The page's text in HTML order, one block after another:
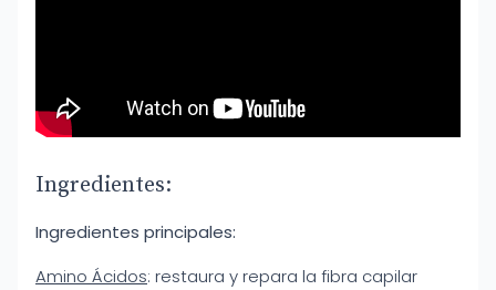
Ingredientes:
Ingredientes principales:
Amino Ácidos: restaura y repara la fibra capilar